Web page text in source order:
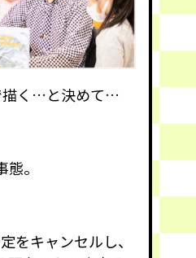
描く…と決めて…
。
をキャンセルし、